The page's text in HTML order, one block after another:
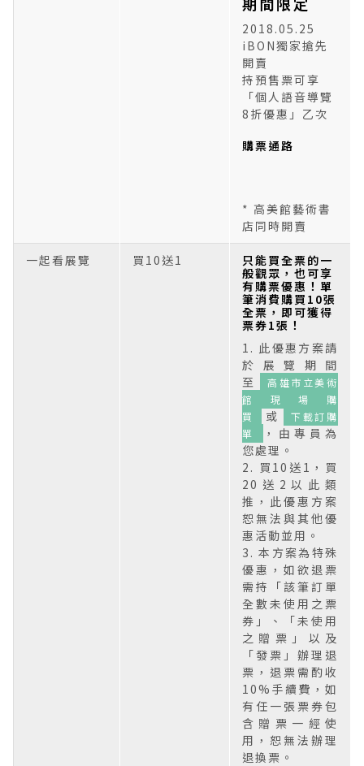
2018.05.25
iBON獨家搶先
開賣
持預售票可享
「個人語音導覽
8折優惠」乙次
購票通路
* 高美館藝術書
店同時開賣
一起看展覽 買10送1
只能買全票的一
般觀眾，也可享
有購票優惠！單
筆消費購買10張
全票，即可獲得
票券1張！
1. 此優惠方案請
於展覽期間
至
高雄市立美術
館現場購
買
或
下載訂購
單
，由專員為
您處理。
2. 買10送1，買
20送2以此類
推，此優惠方案
恕無法與其他優
惠活動並用。
3. 本方案為特殊
優惠，如欲退票
需持「該筆訂單
全數未使用之票
券」、「未使用
之贈票」以及
「發票」辦理退
票，退票需酌收
10%手續費，如
有任一張票券包
含贈票一經使
用，恕無法辦理
退換票。